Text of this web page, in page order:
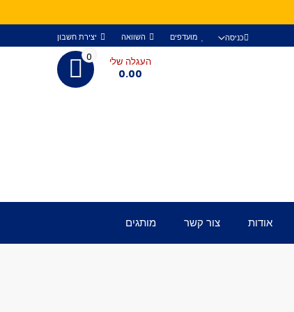
מועדפים השוואה כניסה יצירת חשבון
העגלה שלי
0.00
0
אודות צור קשר מותגים